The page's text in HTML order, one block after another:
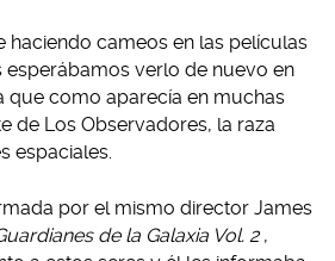
haciendo cameos en las películas
esperábamos verlo de nuevo en
que como aparecía en muchas
de Los Observadores, la raza
espaciales.
por el mismo director James
de la Galaxia Vol. 2 ,